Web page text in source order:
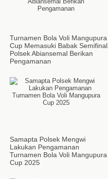
Turnamen Bola Voli Mangupura
Cup Memasuki Babak Semifinal,
Polsek Abiansemal Berikan
Pengamanan
Samapta Polsek Mengwi
Lakukan Pengamanan
Turnamen Bola Voli Mangupura
Cup 2025